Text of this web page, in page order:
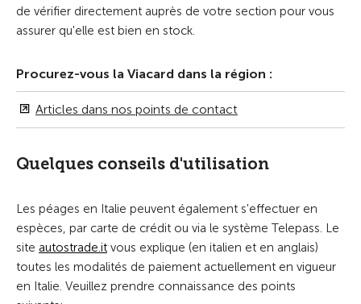
de vérifier directement auprès de votre section pour vous
assurer qu'elle est bien en stock.
Procurez-vous la Viacard dans la région :
Articles dans nos points de contact
Quelques conseils d'utilisation
Les péages en Italie peuvent également s'effectuer en
espèces, par carte de crédit ou via le système Telepass. Le
site autostrade.it vous explique (en italien et en anglais)
toutes les modalités de paiement actuellement en vigueur
en Italie. Veuillez prendre connaissance des points